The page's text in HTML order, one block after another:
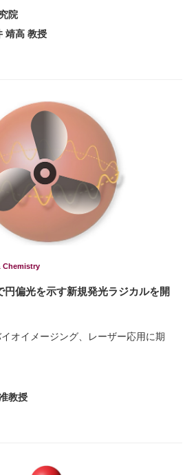
院
靖高 教授
Chemistry
円偏光を示す新規発光ラジカルを開
オイメージング、レーザー応用に期
教授